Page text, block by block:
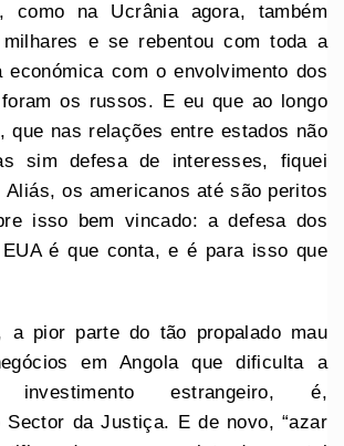
como na Ucrânia agora, também
e se rebentou com toda a
económica com o envolvimento dos
os russos. E eu que ao longo
que nas relações entre estados não
sim defesa de interesses, fiquei
Aliás, os americanos até são peritos
isso bem vincado: a defesa dos
é que conta, e é para isso que
a pior parte do tão propalado mau
em Angola que dificulta a
estrangeiro, é,
Sector da Justiça. E de novo, “azar